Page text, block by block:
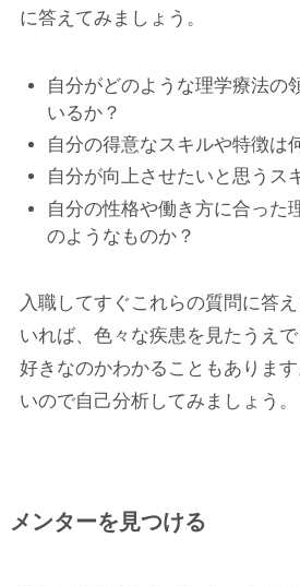
に答えてみましょう。
自分がどのような理学療法の
いるか？
自分の得意なスキルや特徴は
自分が向上させたいと思うス
自分の性格や働き方に合った
のようなものか？
入職してすぐこれらの質問に答
いれば、色々な疾患を見たうえ
好きなのかわかることもありま
いので自己分析してみましょう。
メンターを見つける